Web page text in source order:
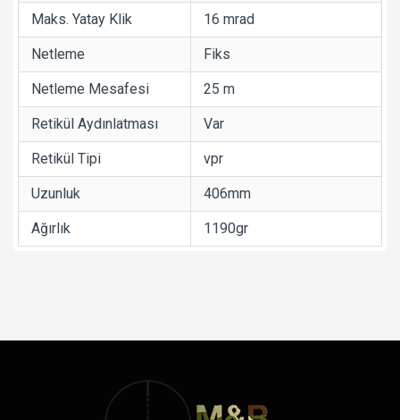
Maks. Yatay Klik 16 mrad
Netleme Fiks
Netleme Mesafesi 25 m
Retikül Aydınlatması Var
Retikül Tipi vpr
Uzunluk 406mm
Ağırlık 1190gr